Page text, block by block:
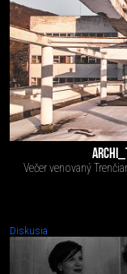
Večer venovaný
Diskusia